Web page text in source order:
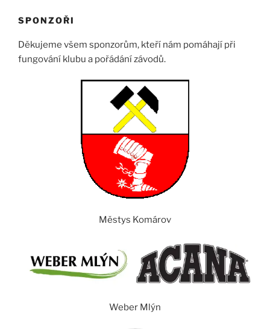
SPONZOŘI
Děkujeme všem sponzorům, kteří nám pomáhají při
fungování klubu a pořádání závodů.
Městys Komárov
Weber Mlýn